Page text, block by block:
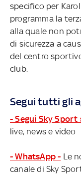
specifico per
programma la
alla quale non
di sicurezza a
del centro
club.
Segui tutti gli
- Segui Sky Sport
live, news e video
- WhatsApp - Le
canale di Sky